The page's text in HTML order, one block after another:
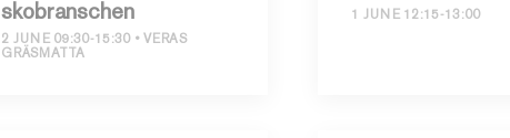
skobranschen
2 JUNE 09:30-15:30
VERAS
GRÄSMATTA
1 JUNE 12:15-13:00